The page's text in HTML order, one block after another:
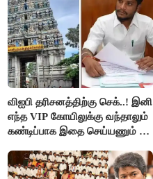
விஐபி தரிசனத்திற்கு செக்..! இனி
எந்த VIP கோயிலுக்கு வந்தாலும்
கண்டிப்பாக இதை செய்யணும் -